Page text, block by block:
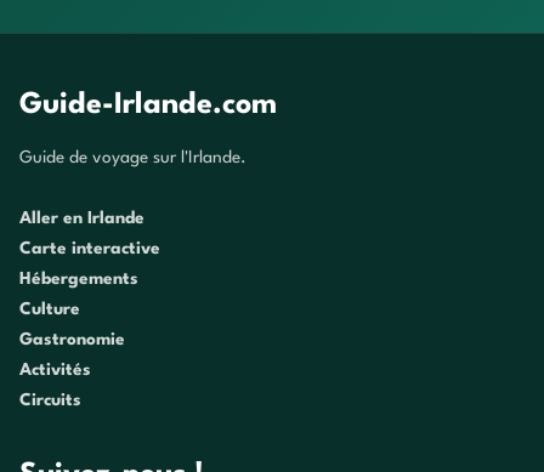
Guide-Irlande.com
Guide de voyage sur l'Irlande.
Aller en Irlande
Carte interactive
Hébergements
Culture
Gastronomie
Activités
Circuits